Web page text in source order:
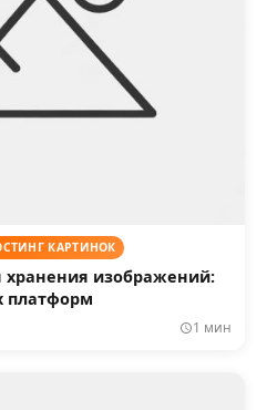
КАРТИНОК
хранения изображений:
платформ
1 мин